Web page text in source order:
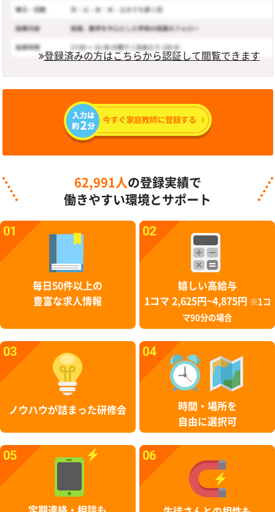
登録済みの方はこちらから認証して閲覧できます
62,991人 の登録実績で
働きやすい環境とサポート
01
毎日50件以上の
豊富な求人情報
02
嬉しい高給与
1コマ 2,625円~4,875円 ※1コ
マ90分の場合
03
ノウハウが詰まった研修会
04
時間・場所を
自由に選択可
05
定期連絡・相談も
06